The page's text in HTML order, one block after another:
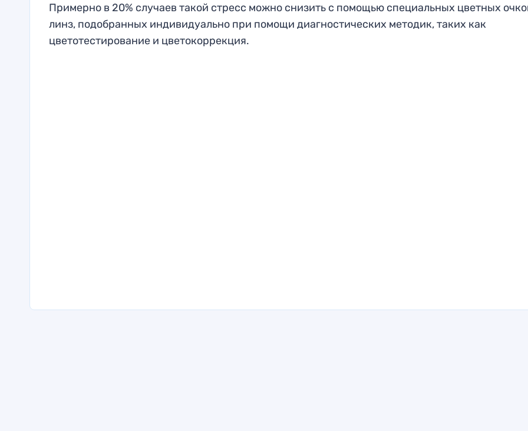
Примерно в 20% случаев такой стресс можно снизить с помощью специальных цветных
линз, подобранных индивидуально при помощи диагностических методик, таких как
цветотестирование и цветокоррекция.